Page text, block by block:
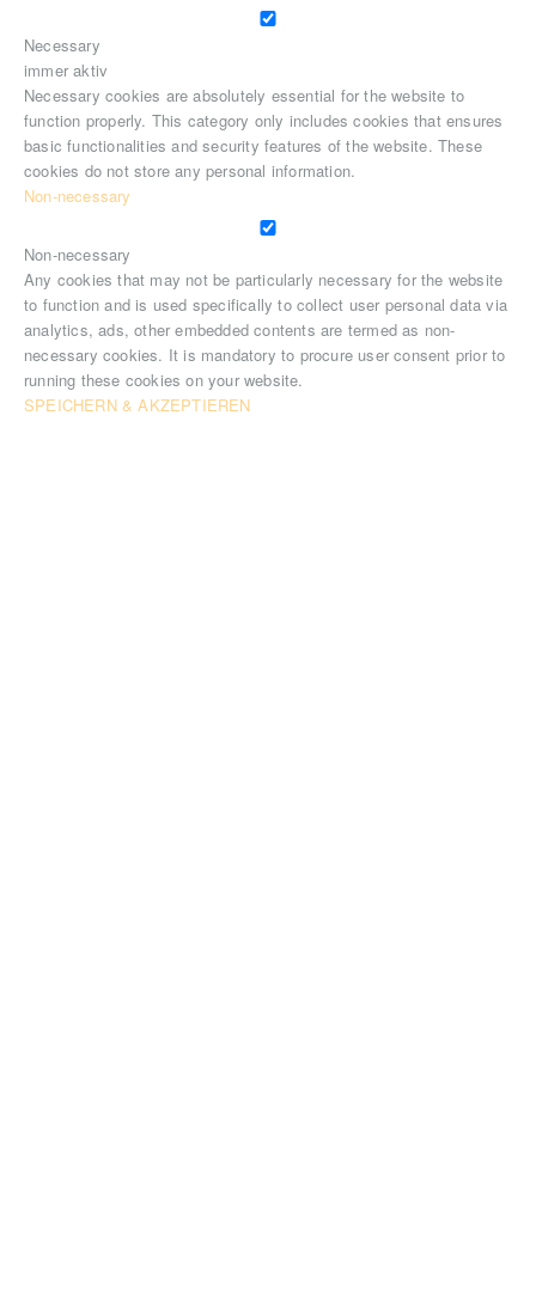
Necessary
immer aktiv
Necessary cookies are absolutely essential for the website to
function properly. This category only includes cookies that ensures
basic functionalities and security features of the website. These
cookies do not store any personal information.
Non-necessary
Non-necessary
Any cookies that may not be particularly necessary for the website
to function and is used specifically to collect user personal data via
analytics, ads, other embedded contents are termed as non-
necessary cookies. It is mandatory to procure user consent prior to
running these cookies on your website.
SPEICHERN & AKZEPTIEREN